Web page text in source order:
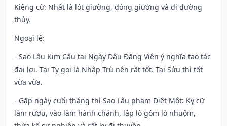
Kiêng cữ: Nhất là lót giường, đóng giường và đi đường
thủy.
Ngoại lệ:
- Sao Lâu Kim Cẩu tại Ngày Dậu Đăng Viên ý nghĩa tạo tác
đại lợi. Tại Tỵ gọi là Nhập Trù nên rất tốt. Tại Sửu thì tốt
vừa vừa.
- Gặp ngày cuối tháng thì Sao Lâu phạm Diệt Một: Kỵ cữ
làm rượu, vào làm hành chánh, lập lò gốm lò nhuộm,